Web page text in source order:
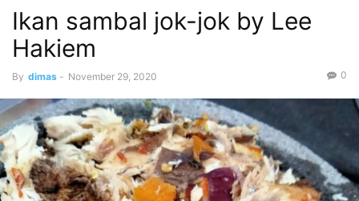
Ikan sambal jok-jok by Lee
Hakiem
By dimas - November 29, 2020 0